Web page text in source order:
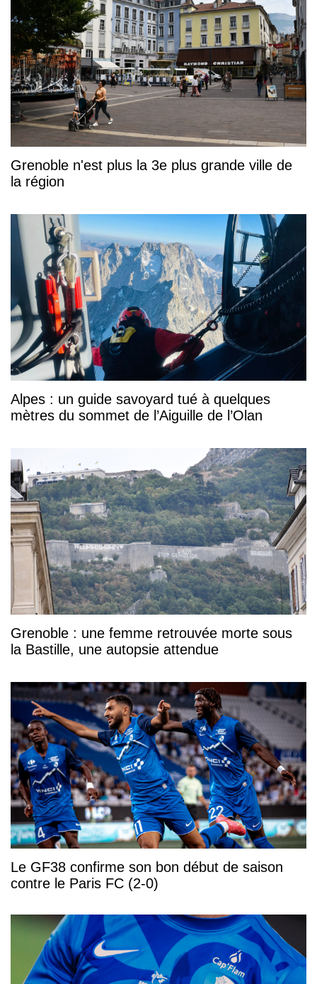
Grenoble n'est plus la 3e plus grande ville de
la région
Alpes : un guide savoyard tué à quelques
mètres du sommet de l’Aiguille de l’Olan
Grenoble : une femme retrouvée morte sous
la Bastille, une autopsie attendue
Le GF38 confirme son bon début de saison
contre le Paris FC (2-0)